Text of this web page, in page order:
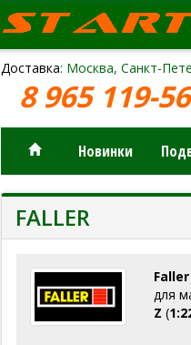
Доставка: Москва, Санкт-
8 965 119-
Новинки
FALLER
Faller
для
Z (